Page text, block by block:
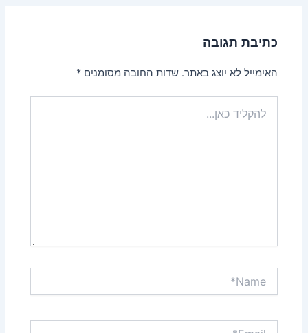
כתיבת תגובה
האימייל לא יוצג באתר. שדות החובה מסומנים*
כאן...